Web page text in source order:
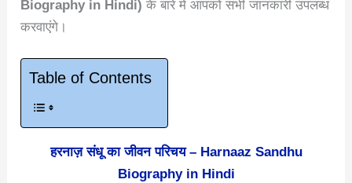
Biography in Hindi)के बारे में आपको सभी जानकारी उपलब्ध
करवाएंगे।
Table of Contents
हरनाज़ संधू का जीवन परिचय – Harnaaz Sandhu
Biography in Hindi